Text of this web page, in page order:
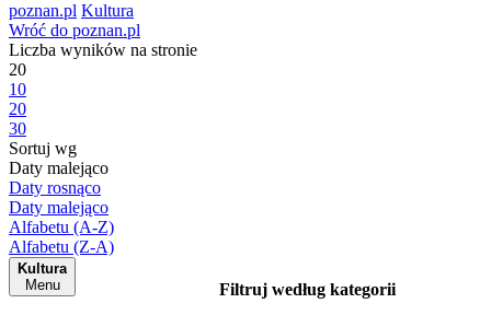
poznan.pl Kultura
Wróć do poznan.pl
Liczba wyników na stronie
20
10
20
30
Sortuj wg
Daty malejąco
Daty rosnąco
Daty malejąco
Alfabetu (A-Z)
Alfabetu (Z-A)
Kultura
Menu
Filtruj według kategorii